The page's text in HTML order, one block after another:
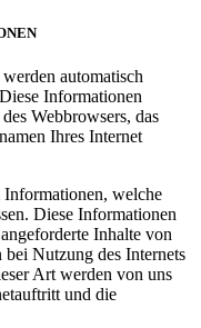
automatisch
Informationen
Webbrowsers, das
Ihres Internet
Informationen, welche
Diese Informationen
Inhalte von
Nutzung des Internets
Art werden von uns
und die